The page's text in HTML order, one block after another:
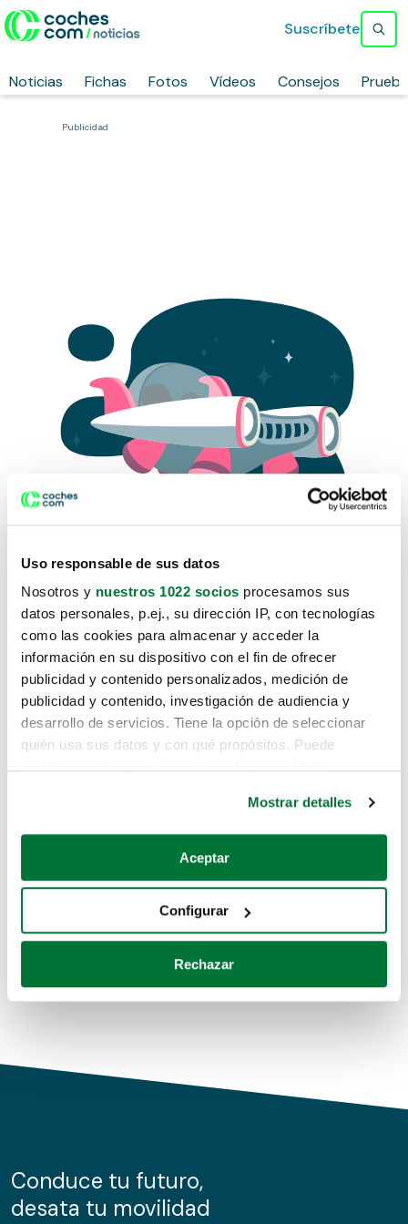
Uso responsable de sus datos
Nosotros y nuestros 1022 socios procesamos sus
datos personales, p.ej., su dirección IP, con tecnologías
como las cookies para almacenar y acceder la
información en su dispositivo con el fin de ofrecer
publicidad y contenido personalizados, medición de
publicidad y contenido, investigación de audiencia y
desarrollo de servicios. Tiene la opción de seleccionar
quién usa sus datos y con qué propósitos. Puede
Si lo permite, también quisiéramos:
Recopilar información sobre su ubicación geográfica
Identificar su dispositivo analizándolo activamente
para buscar características específicas (huellas
Obtenga más información sobre cómo se procesan sus
de cookies.
información sobre el uso que haga del sitio web con
nuestros partners de redes sociales, publicidad y análisis
Mostrar detalles
Aceptar
Configurar
Rechazar
Noticias Fichas Fotos Vídeos Consejos
Suscríbete
Publicidad
Lo sentimos, no sabemos como
te hemos traido hasta aquí.
Pero puedes encontrar el coche que estás
buscando en alguno de estos enlaces:
Coches de segunda mano
Coches de km0
Conduce tu futuro,
desata tu movilidad